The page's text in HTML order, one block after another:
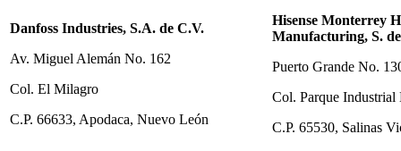
Danfoss Industries, S.A. de C.V.
Av. Miguel Alemán No. 162
Col. El Milagro
C.P. 66633, Apodaca, Nuevo León
Hisense Monterrey
Manufacturing, S.
Puerto Grande No.
Col. Parque Industrial
C.P. 65530, Salinas